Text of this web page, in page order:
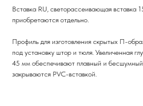
Вставка RU, светорассеивающая вставка
приобретаются отдельно.
Профиль для изготовления скрытых П-
под установку штор и тюля. Увеличенная
45 мм обеспечивают плавный и
закрываются PVC-вставкой.